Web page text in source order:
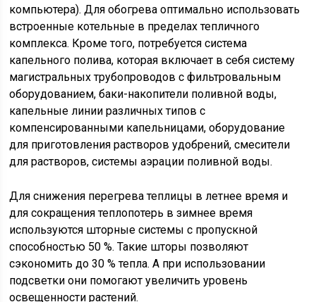
компьютера). Для обогрева оптимально использовать
встроенные котельные в пределах тепличного
комплекса. Кроме того, потребуется система
капельного полива, которая включает в себя систему
магистральных трубопроводов с фильтровальным
оборудованием, баки-накопители поливной воды,
капельные линии различных типов с
компенсированными капельницами, оборудование
для приготовления растворов удобрений, смесители
для растворов, системы аэрации поливной воды.
Для снижения перегрева теплицы в летнее время и
для сокращения теплопотерь в зимнее время
используются шторные системы с пропускной
способностью 50 %. Такие шторы позволяют
сэкономить до 30 % тепла. А при использовании
подсветки они помогают увеличить уровень
освещенности растений.